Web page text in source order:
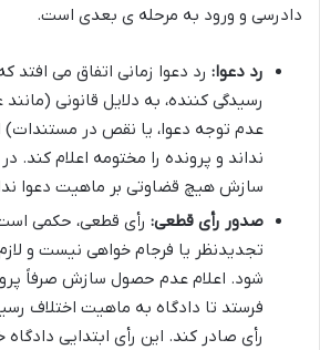
دادرسی و ورود به مرحله ی بعدی است.
رد دعوا: رد دعوا زمانی اتفاق می افتد
رسیدگی کننده، به دلایل قانونی
عدم توجه دعوا، یا نقص در مستندات)
نداند و پرونده را مختومه اعلام
سازش هیچ قضاوتی بر ماهیت دعوا
صدور رأی قطعی: رأی قطعی، حکمی
تجدیدنظر یا فرجام خواهی نیست و
شود. اعلام عدم حصول سازش صرفاً
فرستد تا دادگاه به ماهیت اختلاف
رأی صادر کند. این رأی ابتدایی